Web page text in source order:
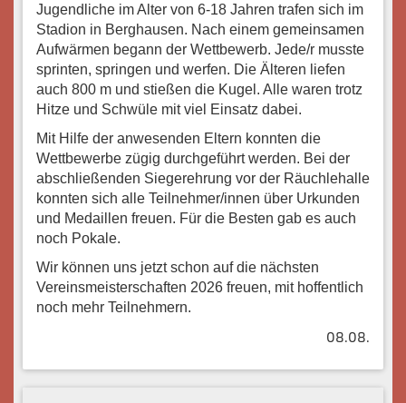
Jugendliche im Alter von 6-18 Jahren trafen sich im
Stadion in Berghausen. Nach einem gemeinsamen
Aufwärmen begann der Wettbewerb. Jede/r musste
sprinten, springen und werfen. Die Älteren liefen
auch 800 m und stießen die Kugel. Alle waren trotz
Hitze und Schwüle mit viel Einsatz dabei.
Mit Hilfe der anwesenden Eltern konnten die
Wettbewerbe zügig durchgeführt werden. Bei der
abschließenden Siegerehrung vor der Räuchlehalle
konnten sich alle Teilnehmer/innen über Urkunden
und Medaillen freuen. Für die Besten gab es auch
noch Pokale.
Wir können uns jetzt schon auf die nächsten
Vereinsmeisterschaften 2026 freuen, mit hoffentlich
noch mehr Teilnehmern.
08.08.